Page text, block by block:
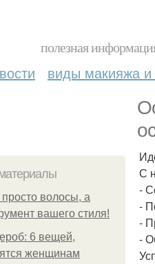
полезная
виды макияжа и
волосы, а
вашего стиля!
6 вещей,
женщинам
С
-
-
-
-